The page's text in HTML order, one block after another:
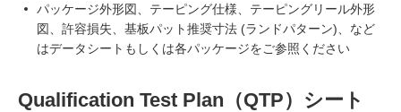
パッケージ外形図、テーピング仕様、テーピングリール外形
図、許容損失、基板パット推奨寸法 (ランドパターン)、など
はデータシートもしくは各パッケージをご参照ください
Qualification Test Plan（QTP）シート